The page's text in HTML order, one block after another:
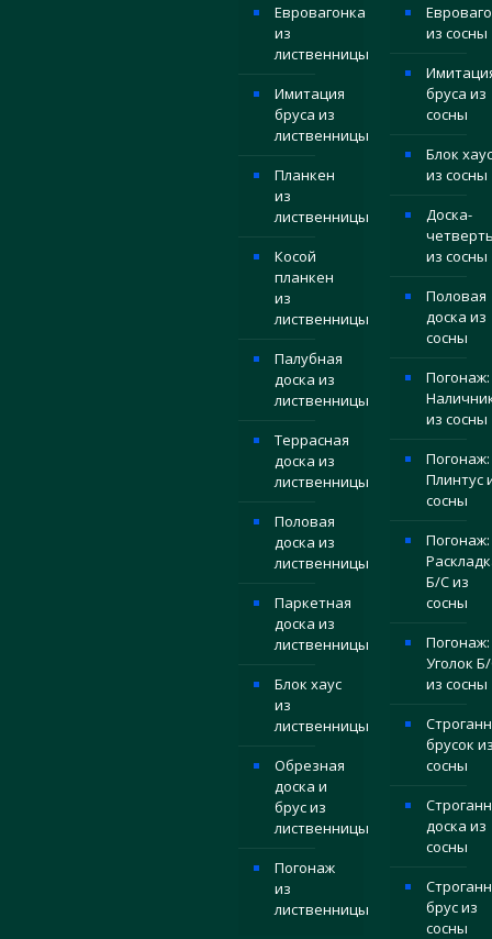
Евровагонка
из
лиственницы
Имитация
бруса из
лиственницы
Планкен
из
лиственницы
Косой
планкен
из
лиственницы
Палубная
доска из
лиственницы
Террасная
доска из
лиственницы
Половая
доска из
лиственницы
Паркетная
доска из
лиственницы
Блок хаус
из
лиственницы
Обрезная
доска и
брус из
лиственницы
Погонаж
из
лиственницы
из сосны
бруса из
сосны
Блок хаус
из сосны
Доска-
из сосны
Половая
доска из
сосны
Погонаж:
из сосны
Погонаж:
Плинтус
сосны
Погонаж:
Б/С из
сосны
Погонаж:
Уголок
из сосны
брусок
сосны
доска из
сосны
брус из
сосны